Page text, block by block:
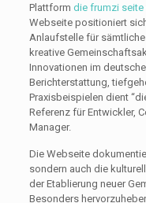
Plattform die frumzi seite
Webseite positioniert
Anlaufstelle für
kreative
Innovationen im
Berichterstattung,
Praxisbeispielen dient
Referenz für Entwickler,
Manager.
Die Webseite
sondern auch die
der Etablierung neuer
Besonders